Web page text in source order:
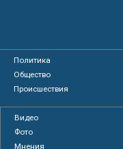
Политика
Общество
Происшествия
Видео
Фото
Мнения